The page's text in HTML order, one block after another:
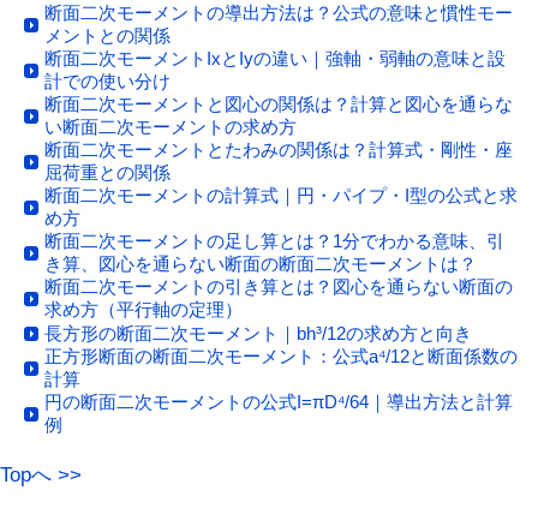
断面二次モーメントの導出方法は？公式の意味と慣性モー
メントとの関係
断面二次モーメントIxとIyの違い｜強軸・弱軸の意味と設
計での使い分け
断面二次モーメントと図心の関係は？計算と図心を通らな
い断面二次モーメントの求め方
断面二次モーメントとたわみの関係は？計算式・剛性・座
屈荷重との関係
断面二次モーメントの計算式｜円・パイプ・I型の公式と求
め方
断面二次モーメントの足し算とは？1分でわかる意味、引
き算、図心を通らない断面の断面二次モーメントは？
断面二次モーメントの引き算とは？図心を通らない断面の
求め方（平行軸の定理）
長方形の断面二次モーメント｜bh³/12の求め方と向き
正方形断面の断面二次モーメント：公式a⁴/12と断面係数の
計算
円の断面二次モーメントの公式I=πD⁴/64｜導出方法と計算
例
Topへ >>